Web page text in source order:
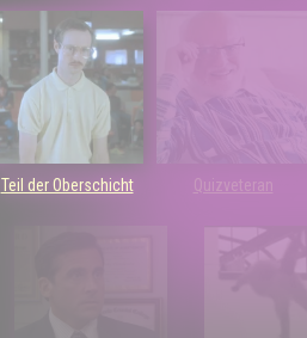
Teil der Oberschicht Quizveteran